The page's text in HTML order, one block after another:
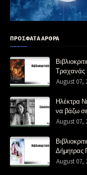
ΠΡΟΣΦΑΤΑ ΑΡΘΡΑ
Τραχανάς
August 07,
Ηλέκτρα
να βάζω
August 07,
Δήμητρας
August 07,